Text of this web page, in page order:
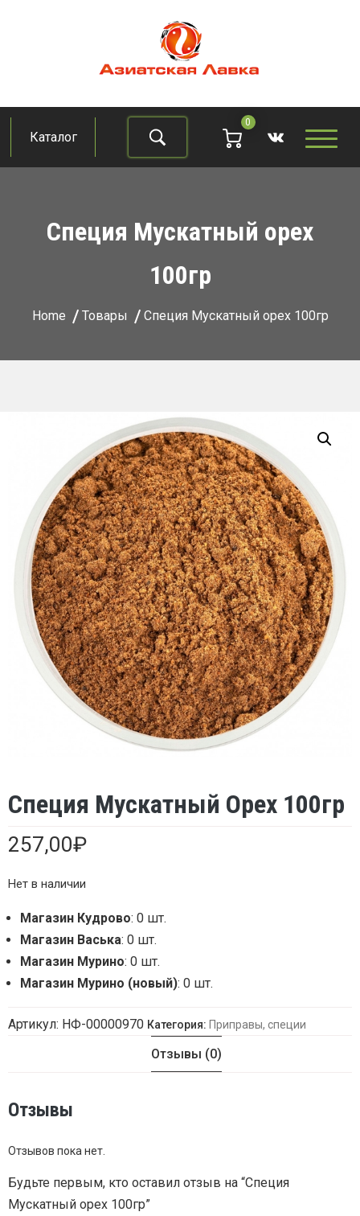
Азиатская лавка
Продукты из восточно-азиатских стран
Каталог
0
Специя Мускатный орех
100гр
Home Товары Специя Мускатный орех 100гр
Специя Мускатный Орех 100гр
257,00₽
Нет в наличии
Магазин Кудрово: 0 шт.
Магазин Васька: 0 шт.
Магазин Мурино: 0 шт.
Магазин Мурино (новый): 0 шт.
Артикул: НФ-00000970 Категория: Приправы, специи
Отзывы (0)
Отзывы
Отзывов пока нет.
Будьте первым, кто оставил отзыв на “Специя
Мускатный орех 100гр”